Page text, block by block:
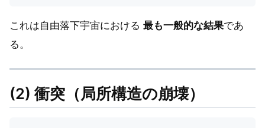
これは自由落下宇宙における 最も一般的な結果であ
る。
(2) 衝突（局所構造の崩壊）